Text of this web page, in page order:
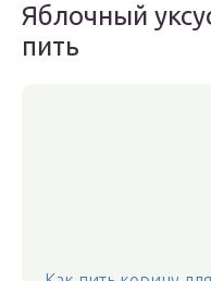
Яблочный
пить